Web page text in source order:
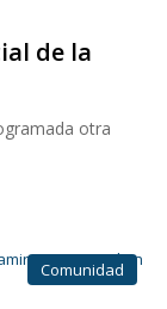
de la
otra
Comunidad